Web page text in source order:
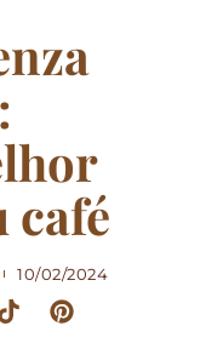
café
10/02/2024